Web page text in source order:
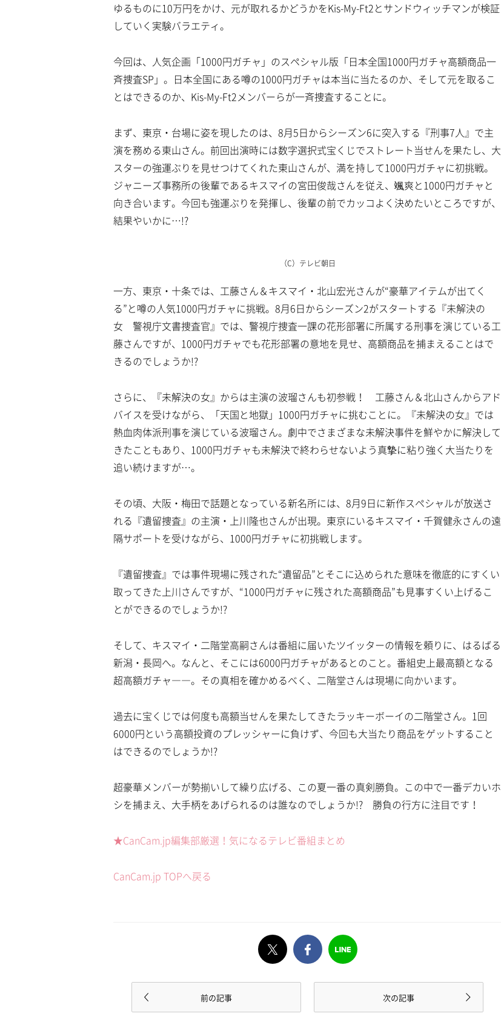
ゆるものに10万円をかけ、元が取れるかどうかをKis-My-Ft2とサンドウィッチマンが検証
していく実験バラエティ。
今回は、人気企画「1000円ガチャ」のスペシャル版「日本全国1000円ガチャ高額商品一
斉捜査SP」。日本全国にある噂の1000円ガチャは本当に当たるのか、そして元を取るこ
とはできるのか、Kis-My-Ft2メンバーらが一斉捜査することに。
まず、東京・台場に姿を現したのは、8月5日からシーズン6に突入する『刑事7人』で主
演を務める東山さん。前回出演時には数字選択式宝くじでストレート当せんを果たし、大
スターの強運ぶりを見せつけてくれた東山さんが、満を持して1000円ガチャに初挑戦。
ジャニーズ事務所の後輩であるキスマイの宮田俊哉さんを従え、颯爽と1000円ガチャと
向き合います。今回も強運ぶりを発揮し、後輩の前でカッコよく決めたいところですが、
結果やいかに…!?
（C）テレビ朝日
一方、東京・十条では、工藤さん＆キスマイ・北山宏光さんが“豪華アイテムが出てく
る”と噂の人気1000円ガチャに挑戦。8月6日からシーズン2がスタートする『未解決の
女 警視庁文書捜査官』では、警視庁捜査一課の花形部署に所属する刑事を演じている工
藤さんですが、1000円ガチャでも花形部署の意地を見せ、高額商品を捕まえることはで
きるのでしょうか!?
さらに、『未解決の女』からは主演の波瑠さんも初参戦！ 工藤さん＆北山さんからアド
バイスを受けながら、「天国と地獄」1000円ガチャに挑むことに。『未解決の女』では
熱血肉体派刑事を演じている波瑠さん。劇中でさまざまな未解決事件を鮮やかに解決して
きたこともあり、1000円ガチャも未解決で終わらせないよう真摯に粘り強く大当たりを
追い続けますが…。
その頃、大阪・梅田で話題となっている新名所には、8月9日に新作スペシャルが放送さ
れる『遺留捜査』の主演・上川隆也さんが出現。東京にいるキスマイ・千賀健永さんの遠
隔サポートを受けながら、1000円ガチャに初挑戦します。
『遺留捜査』では事件現場に残された“遺留品”とそこに込められた意味を徹底的にすくい
取ってきた上川さんですが、“1000円ガチャに残された高額商品”も見事すくい上げるこ
とができるのでしょうか!?
そして、キスマイ・二階堂高嗣さんは番組に届いたツイッターの情報を頼りに、はるばる
新潟・長岡へ。なんと、そこには6000円ガチャがあるとのこと。番組史上最高額となる
超高額ガチャ――。その真相を確かめるべく、二階堂さんは現場に向かいます。
過去に宝くじでは何度も高額当せんを果たしてきたラッキーボーイの二階堂さん。1回
6000円という高額投資のプレッシャーに負けず、今回も大当たり商品をゲットすること
はできるのでしょうか!?
超豪華メンバーが勢揃いして繰り広げる、この夏一番の真剣勝負。この中で一番デカいホ
シを捕まえ、大手柄をあげられるのは誰なのでしょうか!? 勝負の行方に注目です！
★CanCam.jp編集部厳選！気になるテレビ番組まとめ
CanCam.jp TOPへ戻る
前の記事 次の記事